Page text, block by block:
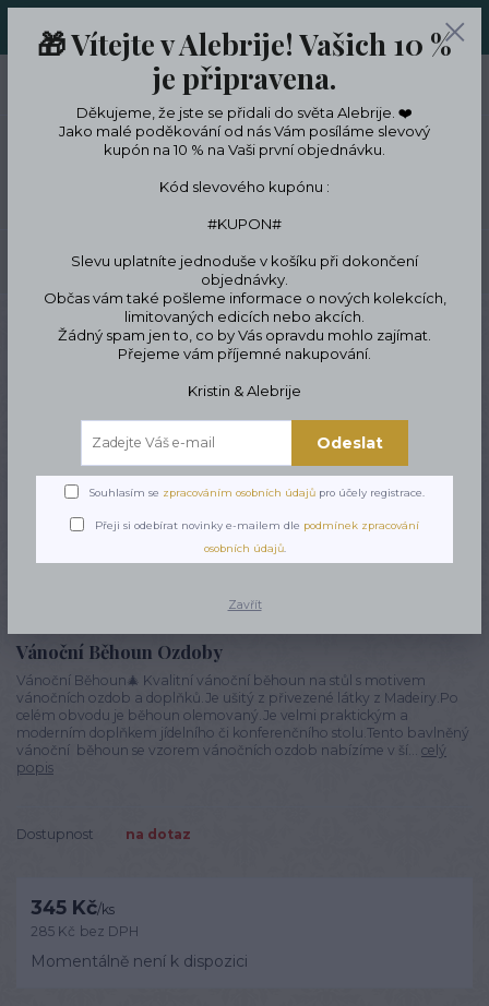
LIMITKÁCH
CZK
Hledat
Designové dekorace a bydlení
Dekorativní prostírání, ubrusy, běhouny
Vánoční Běhohoun
Vánoční Běhohoun
Vánoční Běhoun Ozdoby
Vánoční Běhoun🎄 Kvalitní vánoční běhoun na stůl s motivem
vánočních ozdob a doplňků.Je ušitý z přivezené látky z Madeiry.Po
celém obvodu je běhoun olemovaný.Je velmi praktickým a
moderním doplňkem jídelního či konferenčního stolu.Tento bavlněný
vánoční běhoun se vzorem vánočních ozdob nabízíme v ší... celý
popis
Dostupnost na dotaz
345 Kč/ks
285 Kč bez DPH
Momentálně není k dispozici
🎁 Vítejte v Alebrije! Vašich 10 %
je připravena.
Děkujeme, že jste se přidali do světa Alebrije. ❤️
Jako malé poděkování od nás Vám posíláme slevový
kupón na 10 % na Vaši první objednávku.
Kód slevového kupónu :
#KUPON#
Slevu uplatníte jednoduše v košíku při dokončení
objednávky.
Občas vám také pošleme informace o nových kolekcích,
limitovaných edicích nebo akcích.
Žádný spam jen to, co by Vás opravdu mohlo zajímat.
Přejeme vám příjemné nakupování.
Kristin & Alebrije
Odeslat
Souhlasím se zpracováním osobních údajů pro účely registrace.
Přeji si odebírat novinky e-mailem dle podmínek zpracování
osobních údajů.
Zavřít